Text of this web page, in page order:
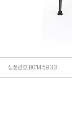
상품번호 B0145933